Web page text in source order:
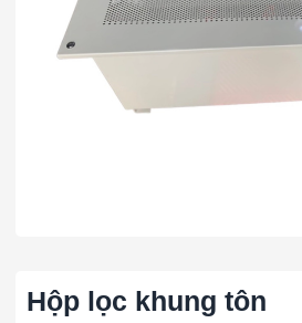
Hộp lọc khung tôn